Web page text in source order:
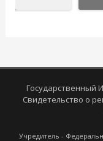
Государственный
Свидетельство о
Учредитель -